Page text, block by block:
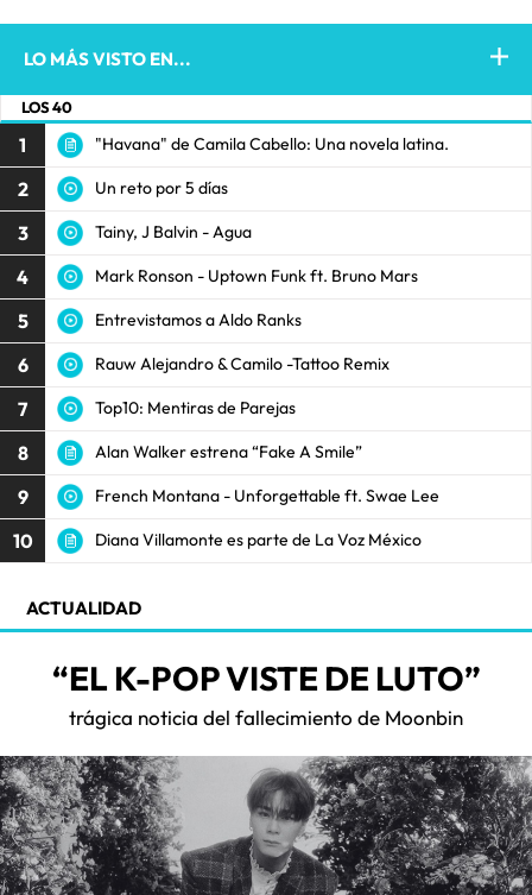
LO MÁS VISTO EN...
LOS 40
1 "Havana" de Camila Cabello: Una novela latina.
2 Un reto por 5 días
3 Tainy, J Balvin - Agua
4 Mark Ronson - Uptown Funk ft. Bruno Mars
5 Entrevistamos a Aldo Ranks
6 Rauw Alejandro & Camilo -Tattoo Remix
7 Top10: Mentiras de Parejas
8 Alan Walker estrena “Fake A Smile”
9 French Montana - Unforgettable ft. Swae Lee
10 Diana Villamonte es parte de La Voz México
ACTUALIDAD
“EL K-POP VISTE DE LUTO”
trágica noticia del fallecimiento de Moonbin